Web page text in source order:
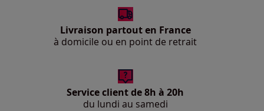
Livraison partout en France
à domicile ou en point de retrait
Service client de 8h à 20h
du lundi au samedi